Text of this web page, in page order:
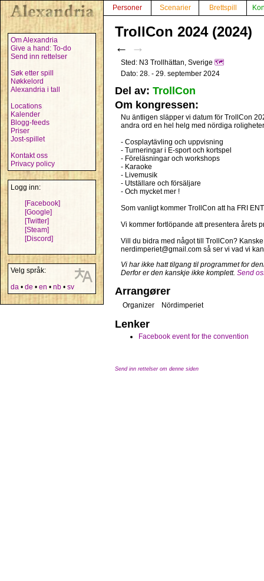
Om Alexandria
Give a hand: To-do
Send inn rettelser
Søk etter spill
Nøkkelord
Alexandria i tall
Locations
Kalender
Blogg-feeds
Priser
Jost-spillet
Kontakt oss
Privacy policy
Logg inn:
[Facebook]
[Google]
[Twitter]
[Steam]
[Discord]
Velg språk:
da • de • en • nb • sv
Personer Scenarier Brettspill
TrollCon 2024 (2024)
← →
Sted: N3 Trollhättan, Sverige 🗺️
Dato: 28. - 29. september 2024
Del av: TrollCon
Om kongressen:
Nu äntligen släpper vi datum för TrollCon
andra ord en hel helg med nördiga
- Cosplaytävling och uppvisning
- Turneringar i E-sport och kortspel
- Föreläsningar och workshops
- Karaoke
- Livemusik
- Utställare och försäljare
- Och mycket mer !
Som vanligt kommer TrollCon att ha FRI
Vi kommer fortlöpande att presentera årets
Vill du bidra med något till TrollCon?
nerdimperiet@gmail.com så ser vi vad vi
Vi har ikke hatt tilgang til programmet for
Derfor er den kanskje ikke komplett. Send
Arrangører
Organizer Nördimperiet
Lenker
Facebook event for the convention
Send inn rettelser om denne siden